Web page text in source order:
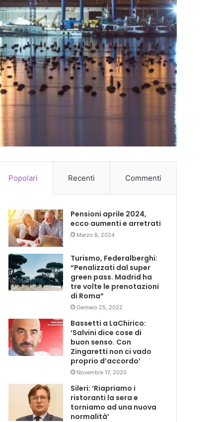
Popolari Recenti Commenti
Pensioni aprile 2024,
ecco aumenti e arretrati
Marzo 8, 2024
Turismo, Federalberghi:
“Penalizzati dal super
green pass. Madrid ha
tre volte le prenotazioni
di Roma”
Gennaio 25, 2022
Bassetti a LaChirico:
‘Salvini dice cose di
buon senso. Con
Zingaretti non ci vado
proprio d’accordo’
Novembre 17, 2020
Sileri: ‘Riapriamo i
ristoranti la sera e
torniamo ad una nuova
normalità’